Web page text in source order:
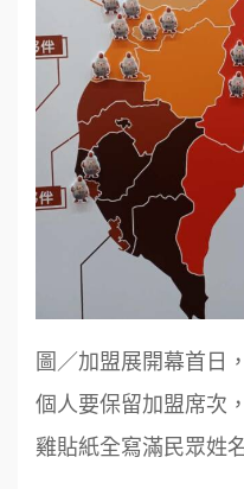
圖／加盟展開幕首日
個人要保留加盟席次
雞貼紙全寫滿民眾姓